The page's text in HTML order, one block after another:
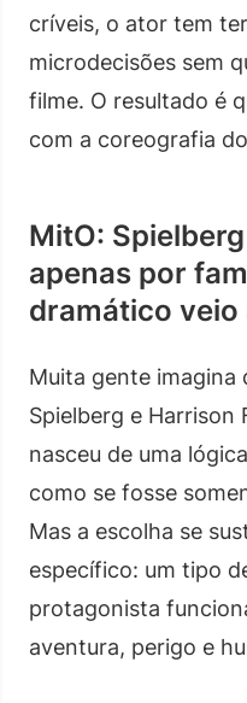
críveis, o ator tem
microdecisões sem
filme. O resultado é
com a coreografia
MitO:
apenas por
dramático veio
Muita gente imagina
Spielberg e Harrison
nasceu de uma
como se fosse
Mas a escolha se
específico: um tipo
protagonista
aventura, perigo e